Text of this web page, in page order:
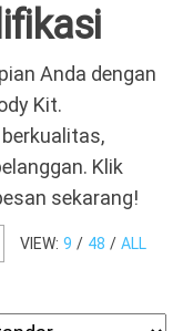
Anda dengan
Kit.
Klik
sekarang!
VIEW: 9 / 48 / ALL